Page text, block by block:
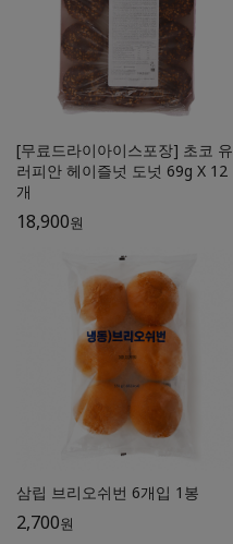
[무료드라이아이스포장] 초코 유
러피안 헤이즐넛 도넛 69g X 12
개
18,900원
삼립 브리오쉬번 6개입 1봉
2,700원